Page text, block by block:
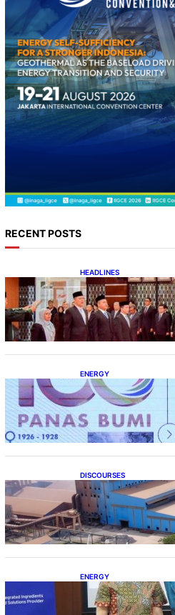
RECENT POSTS
HEADLINES
Lana Saria
Geologi
ENERGY
Momentum 100
Akselerasi
DISCOURSES
Manfaat Hilirisasi
Perlu Kaji Ulang
ENERGY
Dukung
Implementasi